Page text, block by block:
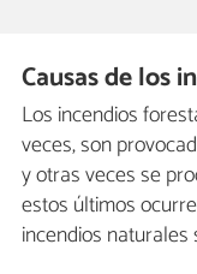
Causas de los
Los incendios
veces, son
y otras veces se
estos últimos
incendios